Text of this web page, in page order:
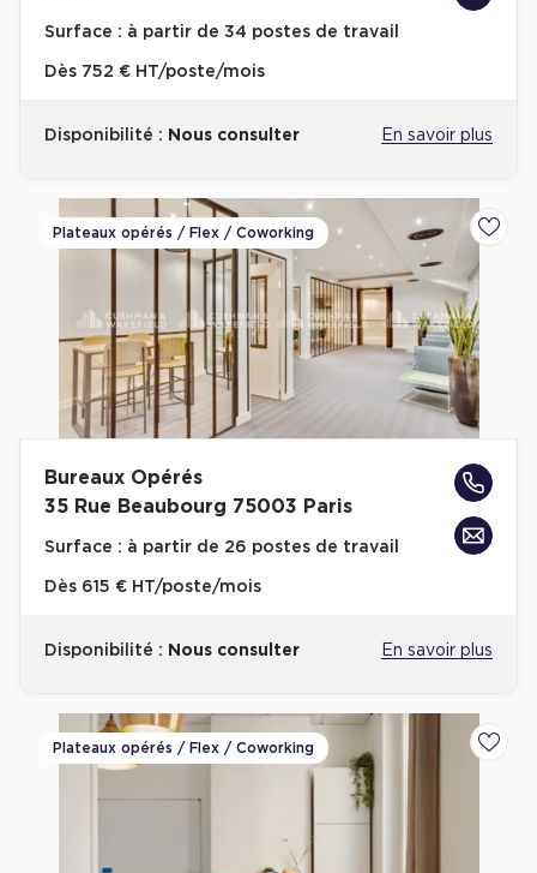
Entrepôts et Locaux d'activités - Programmes neufs
Location de plateformes Logistique à Aulnay-sous-Bois
Location de plateformes Logistique à Amiens
Location de plateformes Logistique à Marseille
Location de plateformes Logistique à Le Havre
Achat de plateformes Logistique
Achat de plateformes Logistique en Bretagne
Collections de Logistique
Entrepôts XXL
Surface : à partir de 34 postes de travail
Dès 752 € HT/poste/mois
Disponibilité : Nous consulter En savoir plus
Plateaux opérés / Flex / Coworking
Bureaux Opérés
35 Rue Beaubourg 75003 Paris
Surface : à partir de 26 postes de travail
Dès 615 € HT/poste/mois
Disponibilité : Nous consulter En savoir plus
Plateaux opérés / Flex / Coworking